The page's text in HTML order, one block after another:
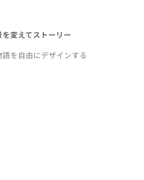
を変えてストーリー
を自由にデザインする